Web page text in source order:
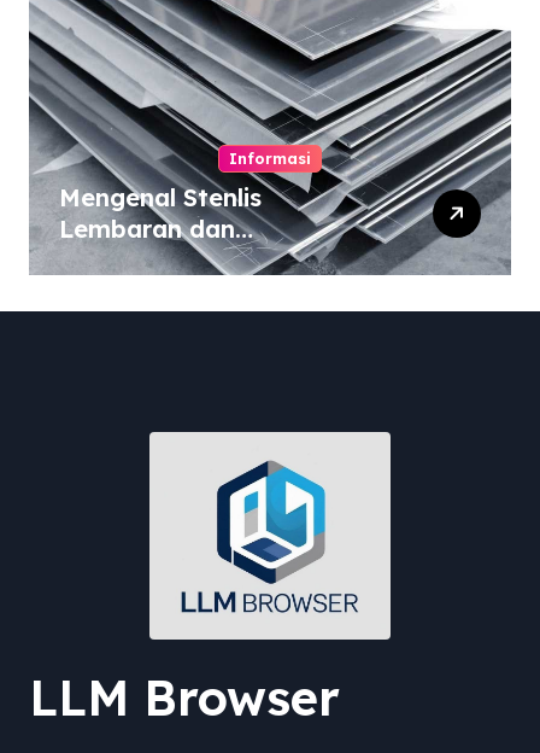
Informasi
Mengenal Stenlis
Lembaran dan
Komposisinya
LLM Browser